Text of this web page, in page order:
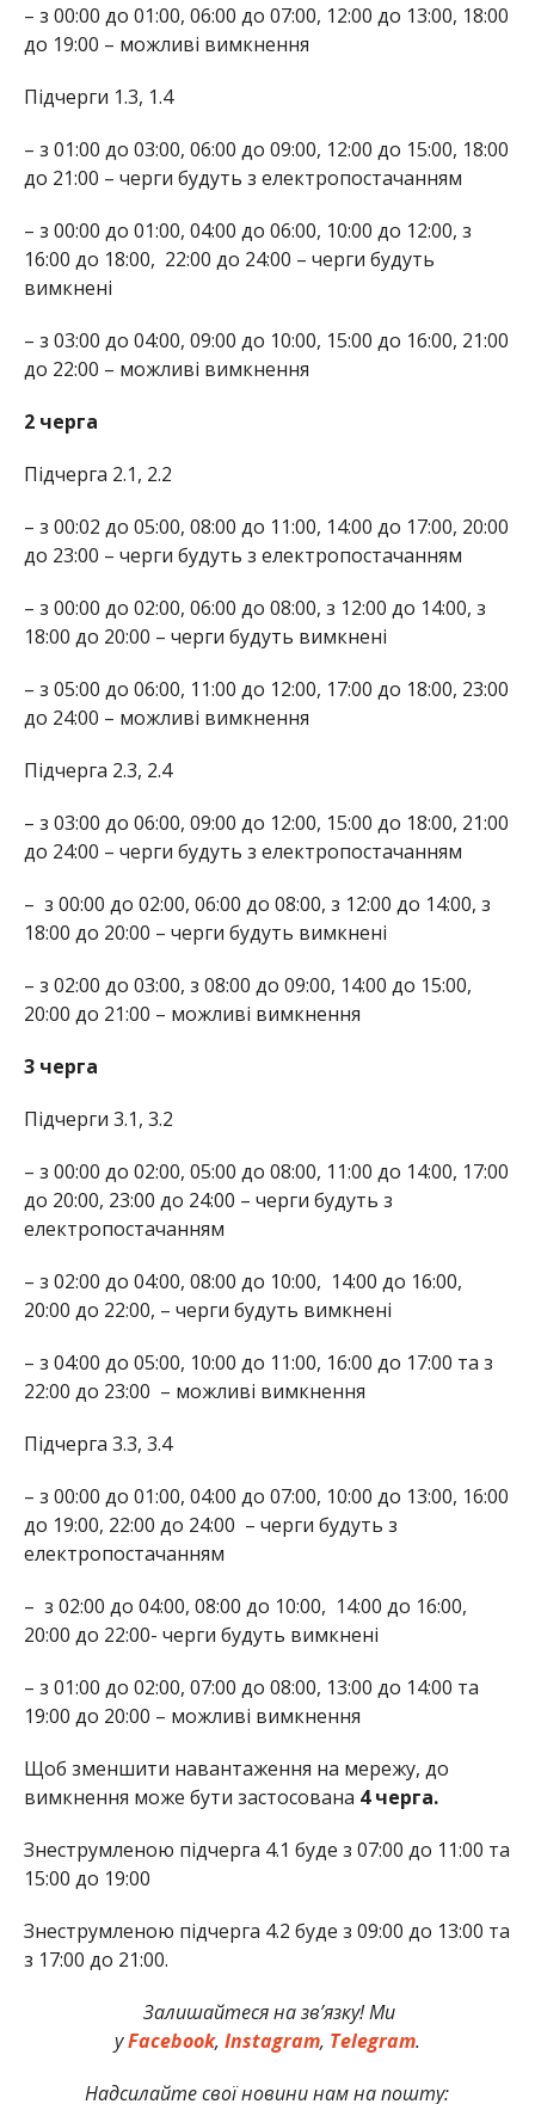
– з 00:00 до 01:00, 06:00 до 07:00, 12:00 до 13:00, 18:00
до 19:00 – можливі вимкнення
Підчерги 1.3, 1.4
– з 01:00 до 03:00, 06:00 до 09:00, 12:00 до 15:00, 18:00
до 21:00 – черги будуть з електропостачанням
– з 00:00 до 01:00, 04:00 до 06:00, 10:00 до 12:00, з
16:00 до 18:00, 22:00 до 24:00 – черги будуть
вимкнені
– з 03:00 до 04:00, 09:00 до 10:00, 15:00 до 16:00, 21:00
до 22:00 – можливі вимкнення
2 черга
Підчерга 2.1, 2.2
– з 00:02 до 05:00, 08:00 до 11:00, 14:00 до 17:00, 20:00
до 23:00 – черги будуть з електропостачанням
– з 00:00 до 02:00, 06:00 до 08:00, з 12:00 до 14:00, з
18:00 до 20:00 – черги будуть вимкнені
– з 05:00 до 06:00, 11:00 до 12:00, 17:00 до 18:00, 23:00
до 24:00 – можливі вимкнення
Підчерга 2.3, 2.4
– з 03:00 до 06:00, 09:00 до 12:00, 15:00 до 18:00, 21:00
до 24:00 – черги будуть з електропостачанням
– з 00:00 до 02:00, 06:00 до 08:00, з 12:00 до 14:00, з
18:00 до 20:00 – черги будуть вимкнені
– з 02:00 до 03:00, з 08:00 до 09:00, 14:00 до 15:00,
20:00 до 21:00 – можливі вимкнення
3 черга
Підчерги 3.1, 3.2
– з 00:00 до 02:00, 05:00 до 08:00, 11:00 до 14:00, 17:00
до 20:00, 23:00 до 24:00 – черги будуть з
електропостачанням
– з 02:00 до 04:00, 08:00 до 10:00, 14:00 до 16:00,
20:00 до 22:00, – черги будуть вимкнені
– з 04:00 до 05:00, 10:00 до 11:00, 16:00 до 17:00 та з
22:00 до 23:00 – можливі вимкнення
Підчерга 3.3, 3.4
– з 00:00 до 01:00, 04:00 до 07:00, 10:00 до 13:00, 16:00
до 19:00, 22:00 до 24:00 – черги будуть з
електропостачанням
– з 02:00 до 04:00, 08:00 до 10:00, 14:00 до 16:00,
20:00 до 22:00- черги будуть вимкнені
– з 01:00 до 02:00, 07:00 до 08:00, 13:00 до 14:00 та
19:00 до 20:00 – можливі вимкнення
Щоб зменшити навантаження на мережу, до
вимкнення може бути застосована 4 черга.
Знеструмленою підчерга 4.1 буде з 07:00 до 11:00 та
15:00 до 19:00
Знеструмленою підчерга 4.2 буде з 09:00 до 13:00 та
з 17:00 до 21:00.
Залишайтеся на зв’язку! Ми
уFacebook, Instagram, Telegram.
Надсилайте свої новини нам на пошту: